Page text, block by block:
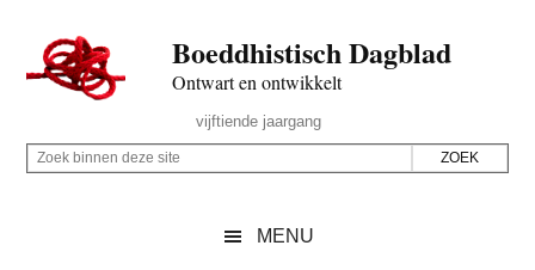
naar
de
inhoud
secondary
naar
de
sidebar
naar
de
Boeddhistisch Dagblad
Ontwart en ontwikkelt
Rechts
vijftiende jaargang
Z
Z
MENU